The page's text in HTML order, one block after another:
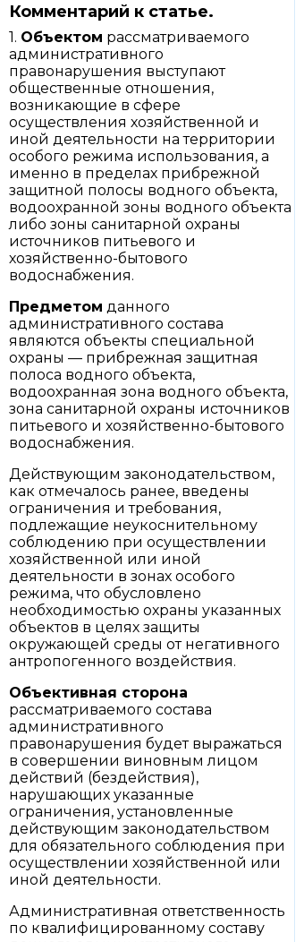
Комментарий к статье.
1. Объектом рассматриваемого
административного
правонарушения выступают
общественные отношения,
возникающие в сфере
осуществления хозяйственной и
иной деятельности на территории
особого режима использования, а
именно в пределах прибрежной
защитной полосы водного объекта,
водоохранной зоны водного объекта
либо зоны санитарной охраны
источников питьевого и
хозяйственно-бытового
водоснабжения.
Предметом данного
административного состава
являются объекты специальной
охраны — прибрежная защитная
полоса водного объекта,
водоохранная зона водного объекта,
зона санитарной охраны источников
питьевого и хозяйственно-бытового
водоснабжения.
Действующим законодательством,
как отмечалось ранее, введены
ограничения и требования,
подлежащие неукоснительному
соблюдению при осуществлении
хозяйственной или иной
деятельности в зонах особого
режима, что обусловлено
необходимостью охраны указанных
объектов в целях защиты
окружающей среды от негативного
антропогенного воздействия.
Объективная сторона
рассматриваемого состава
административного
правонарушения будет выражаться
в совершении виновным лицом
действий (бездействия),
нарушающих указанные
ограничения, установленные
действующим законодательством
для обязательного соблюдения при
осуществлении хозяйственной или
иной деятельности.
Административная ответственность
по квалифицированному составу